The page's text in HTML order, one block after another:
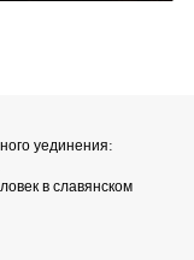
уединения:
в славянском